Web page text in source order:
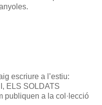
escriure a l’estiu:
ELS SOLDATS
publiquen a la col·lecció